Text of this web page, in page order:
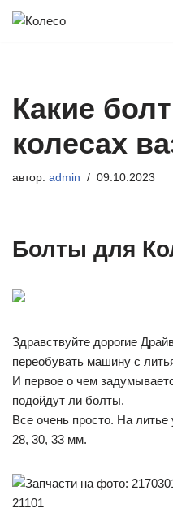
Какие
колесах
автор: admin 09.10.2023
Болты для
Здравствуйте дорогие
переобувать машину с
И первое о чем
подойдут ли болты.
Все очень просто. На
28, 30, 33 мм.